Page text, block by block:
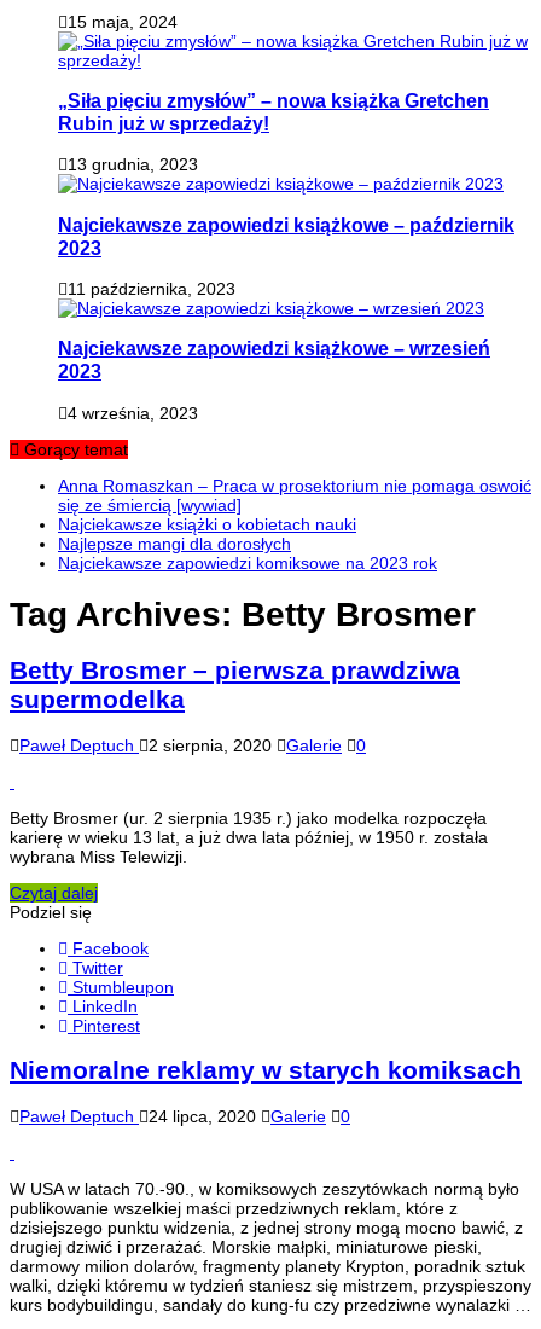
15 maja, 2024
„Siła pięciu zmysłów” – nowa książka Gretchen
Rubin już w sprzedaży!
13 grudnia, 2023
Najciekawsze zapowiedzi książkowe – październik
2023
11 października, 2023
Najciekawsze zapowiedzi książkowe – wrzesień
2023
4 września, 2023
Gorący temat
Anna Romaszkan – Praca w prosektorium nie pomaga oswoić
się ze śmiercią [wywiad]
Najciekawsze książki o kobietach nauki
Najlepsze mangi dla dorosłych
Najciekawsze zapowiedzi komiksowe na 2023 rok
Tag Archives: Betty Brosmer
Betty Brosmer – pierwsza prawdziwa
supermodelka
Paweł Deptuch 2 sierpnia, 2020 Galerie 0
Betty Brosmer (ur. 2 sierpnia 1935 r.) jako modelka rozpoczęła
karierę w wieku 13 lat, a już dwa lata później, w 1950 r. została
wybrana Miss Telewizji.
Czytaj dalej
Podziel się
Facebook
Twitter
Stumbleupon
LinkedIn
Pinterest
Niemoralne reklamy w starych komiksach
Paweł Deptuch 24 lipca, 2020 Galerie 0
W USA w latach 70.-90., w komiksowych zeszytówkach normą było
publikowanie wszelkiej maści przedziwnych reklam, które z
dzisiejszego punktu widzenia, z jednej strony mogą mocno bawić, z
drugiej dziwić i przerażać. Morskie małpki, miniaturowe pieski,
darmowy milion dolarów, fragmenty planety Krypton, poradnik sztuk
walki, dzięki któremu w tydzień staniesz się mistrzem, przyspieszony
kurs bodybuildingu, sandały do kung-fu czy przedziwne wynalazki …